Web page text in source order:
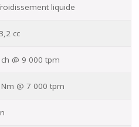
liquide
cc
@ 9 000 tpm
@ 7 000 tpm